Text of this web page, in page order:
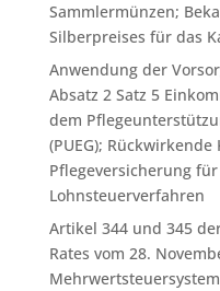
Sammlermünzen;
Silberpreises für das
Anwendung der
Absatz 2 Satz 5
dem
(PUEG);
Pflegeversicherung
Lohnsteuerverfahren
Artikel 344 und 345
Rates vom 28.
Mehrwertsteuersystem